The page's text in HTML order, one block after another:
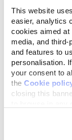
This website
easier, analytics
cookies aimed at
media, and
and features to
personalisation.
your consent to
the Cookie
closing this